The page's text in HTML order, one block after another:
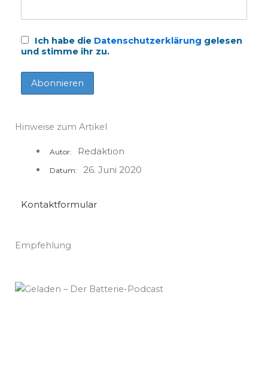
Ich habe die Datenschutzerklärung gelesen
und stimme ihr zu.
Hinweise zum Artikel
Autor: Redaktion
Datum: 26. Juni 2020
Kontaktformular
Empfehlung